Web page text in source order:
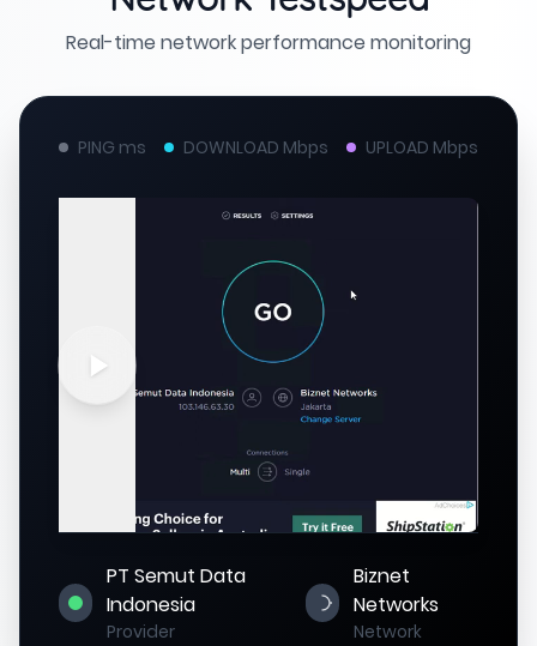
Real-time network performance monitoring
PING ms DOWNLOAD Mbps UPLOAD Mbps
PT Semut Data
Indonesia
Provider
Biznet
Networks
Network